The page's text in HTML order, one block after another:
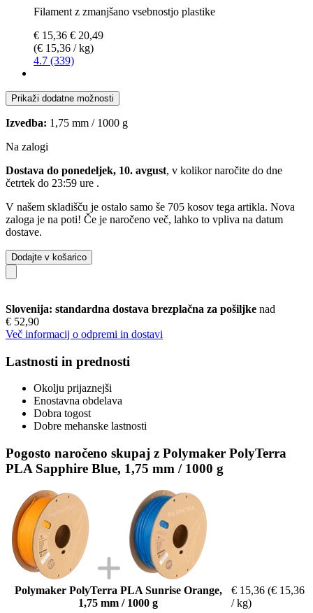
Filament z zmanjšano vsebnostjo plastike
€ 15,36 € 20,49
(€ 15,36 / kg)
4.7 (339)
Prikaži dodatne možnosti
Izvedba: 1,75 mm / 1000 g
Na zalogi
Dostava do ponedeljek, 10. avgust, v kolikor naročite do dne
četrtek do 23:59 ure .
V našem skladišču je ostalo samo še 705 kosov tega artikla. Nova
zaloga je na poti! Če je naročeno več, lahko to vpliva na datum
dostave.
Dodajte v košarico
Slovenija: standardna dostava brezplačna za pošiljke nad
€ 52,90
Več informacij o odpremi in dostavi
Lastnosti in prednosti
Okolju prijaznejši
Enostavna obdelava
Dobra togost
Dobre mehanske lastnosti
Pogosto naročeno skupaj z Polymaker PolyTerra
PLA Sapphire Blue, 1,75 mm / 1000 g
Polymaker PolyTerra PLA Sunrise Orange,
1,75 mm / 1000 g
€ 15,36 (€ 15,36
/ kg)